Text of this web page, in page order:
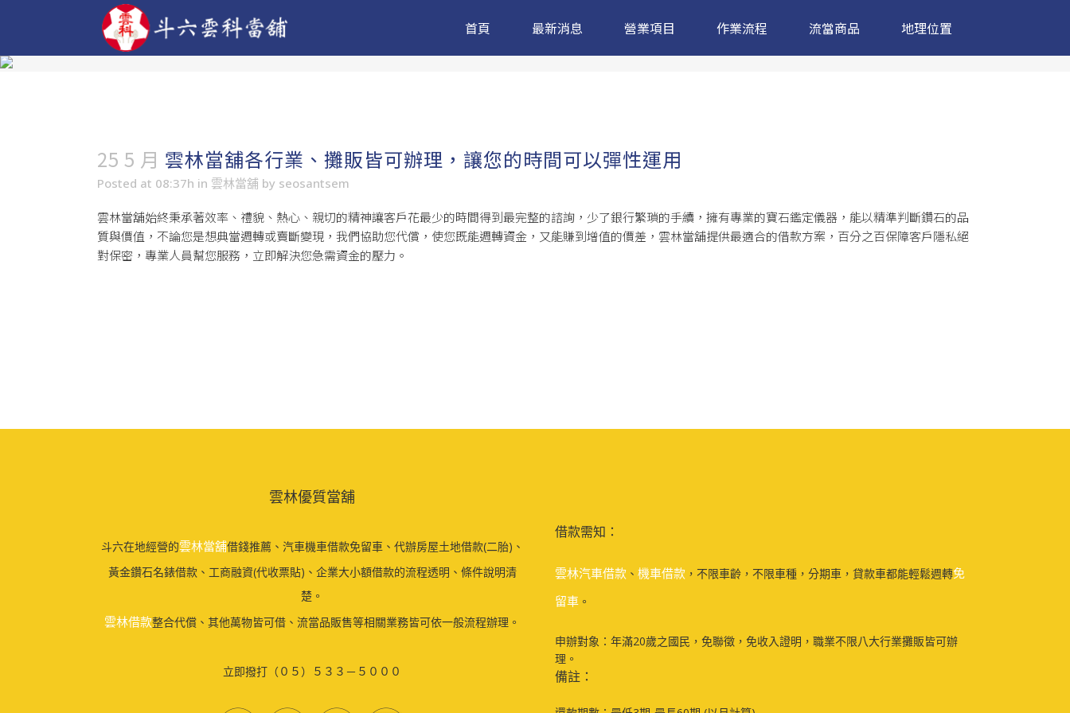
首頁 最新消息 營業項目 作業流程 流當商品 地理位置
25 5 月 雲林當舖各行業、攤販皆可辦理，讓您的時間可以彈性運用
Posted at 08:37h in 雲林當舖 by seosantsem
雲林當舖始終秉承著效率、禮貌、熱心、親切的精神讓客戶花最少的時間得到最完整的諮詢，少了銀行繁瑣的手續，擁有專業的寶石鑑定儀器，能以精準判斷鑽石的品
質與價值，不論您是想典當週轉或賣斷變現，我們協助您代償，使您既能週轉資金，又能賺到增值的價差，雲林當舖提供最適合的借款方案，百分之百保障客戶隱私絕
對保密，專業人員幫您服務，立即解決您急需資金的壓力。
雲林優質當舖
斗六在地經營的雲林當舖借錢推薦、汽車機車借款免留車、代辦房屋土地借款(二胎)、
黃金鑽石名錶借款、工商融資(代收票貼)、企業大小額借款的流程透明、條件說明清
楚。
雲林借款整合代償、其他萬物皆可借、流當品販售等相關業務皆可依一般流程辦理。
立即撥打（０５）５３３－５０００
借款需知：
雲林汽車借款 、 機車借款 ，不限車齡，不限車種，分期車，貸款車都能輕鬆週轉免
留車 。
申辦對象：年滿20歲之國民，免聯徵，免收入證明，職業不限八大行業攤販皆可辦
理。
備註：